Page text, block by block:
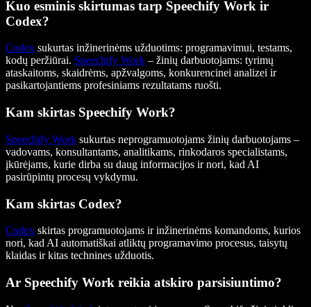
Kuo esminis skirtumas tarp Speechify Work ir
Codex?
Codex sukurtas inžinerinėms užduotims: programavimui, testams,
kodų peržiūrai. Speechify Work – žinių darbuotojams: tyrimų
ataskaitoms, skaidrėms, apžvalgoms, konkurencinei analizei ir
pasikartojantiems profesiniams rezultatams ruošti.
Kam skirtas Speechify Work?
Speechify Work sukurtas neprogramuotojams žinių darbuotojams –
vadovams, konsultantams, analitikams, rinkodaros specialistams,
įkūrėjams, kurie dirba su daug informacijos ir nori, kad AI
pasirūpintų procesų vykdymu.
Kam skirtas Codex?
Codex skirtas programuotojams ir inžinerinėms komandoms, kurios
nori, kad AI automatiškai atliktų programavimo procesus, taisytų
klaidas ir kitas technines užduotis.
Ar Speechify Work reikia atskiro parsisiuntimo?